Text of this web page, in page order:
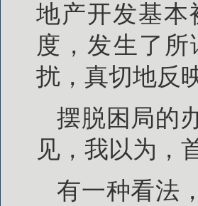
地产开发基本
度，发生了
扰，真切地反
摆脱困局的
见，我以为，
有一种看法